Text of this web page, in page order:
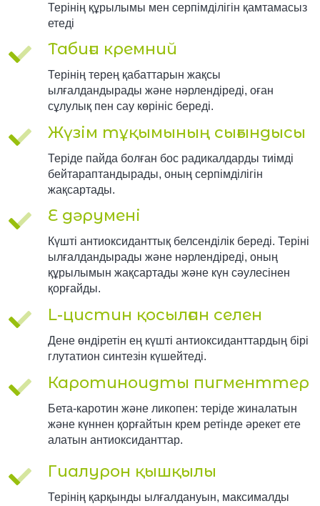
Терінің құрылымы мен серпімділігін қамтамасыз
етеді
Табиғи кремний
Терінің терең қабаттарын жақсы
ылғалдандырады және нәрлендіреді, оған
сұлулық пен сау көрініс береді.
Жүзім тұқымының сығындысы
Теріде пайда болған бос радикалдарды тиімді
бейтараптандырады, оның серпімділігін
жақсартады.
Е дәрумені
Күшті антиоксиданттық белсенділік береді. Теріні
ылғалдандырады және нәрлендіреді, оның
құрылымын жақсартады және күн сәулесінен
қорғайды.
L-цистин қосылған селен
Дене өндіретін ең күшті антиоксиданттардың бірі
глутатион синтезін күшейтеді.
Каротиноидты пигменттер
Бета-каротин және ликопен: теріде жиналатын
және күннен қорғайтын крем ретінде әрекет ете
алатын антиоксиданттар.
Гиалурон қышқылы
Терінің қарқынды ылғалдануын, максималды